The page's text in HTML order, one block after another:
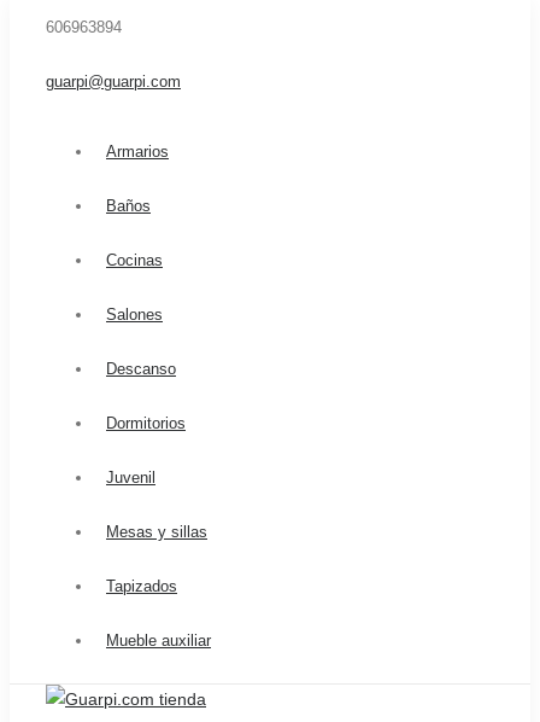
606963894
guarpi@guarpi.com
Armarios
Baños
Cocinas
Salones
Descanso
Dormitorios
Juvenil
Mesas y sillas
Tapizados
Mueble auxiliar
Servicios
Productos
Blog